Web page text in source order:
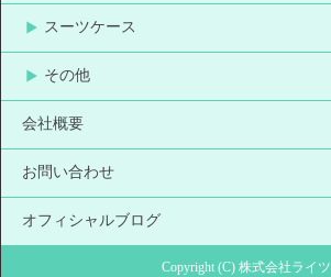
スーツケース
その他
会社概要
お問い合わせ
オフィシャルブログ
Copyright (C) 株式会社ライツ